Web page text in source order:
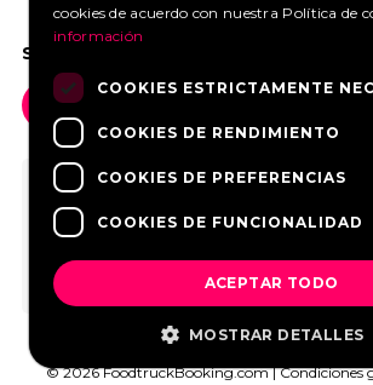
SOCIAL MEDIA
© 2026 FoodtruckBooking.com |Condiciones
cookies de acuerdo con nuestra Política de
información
COOKIES ESTRICTAMENTE
COOKIES DE RENDIMIENTO
COOKIES DE PREFERENCIAS
COOKIES DE FUNCIONALIDAD
ACEPTAR TODO
MOSTRAR DETALLES